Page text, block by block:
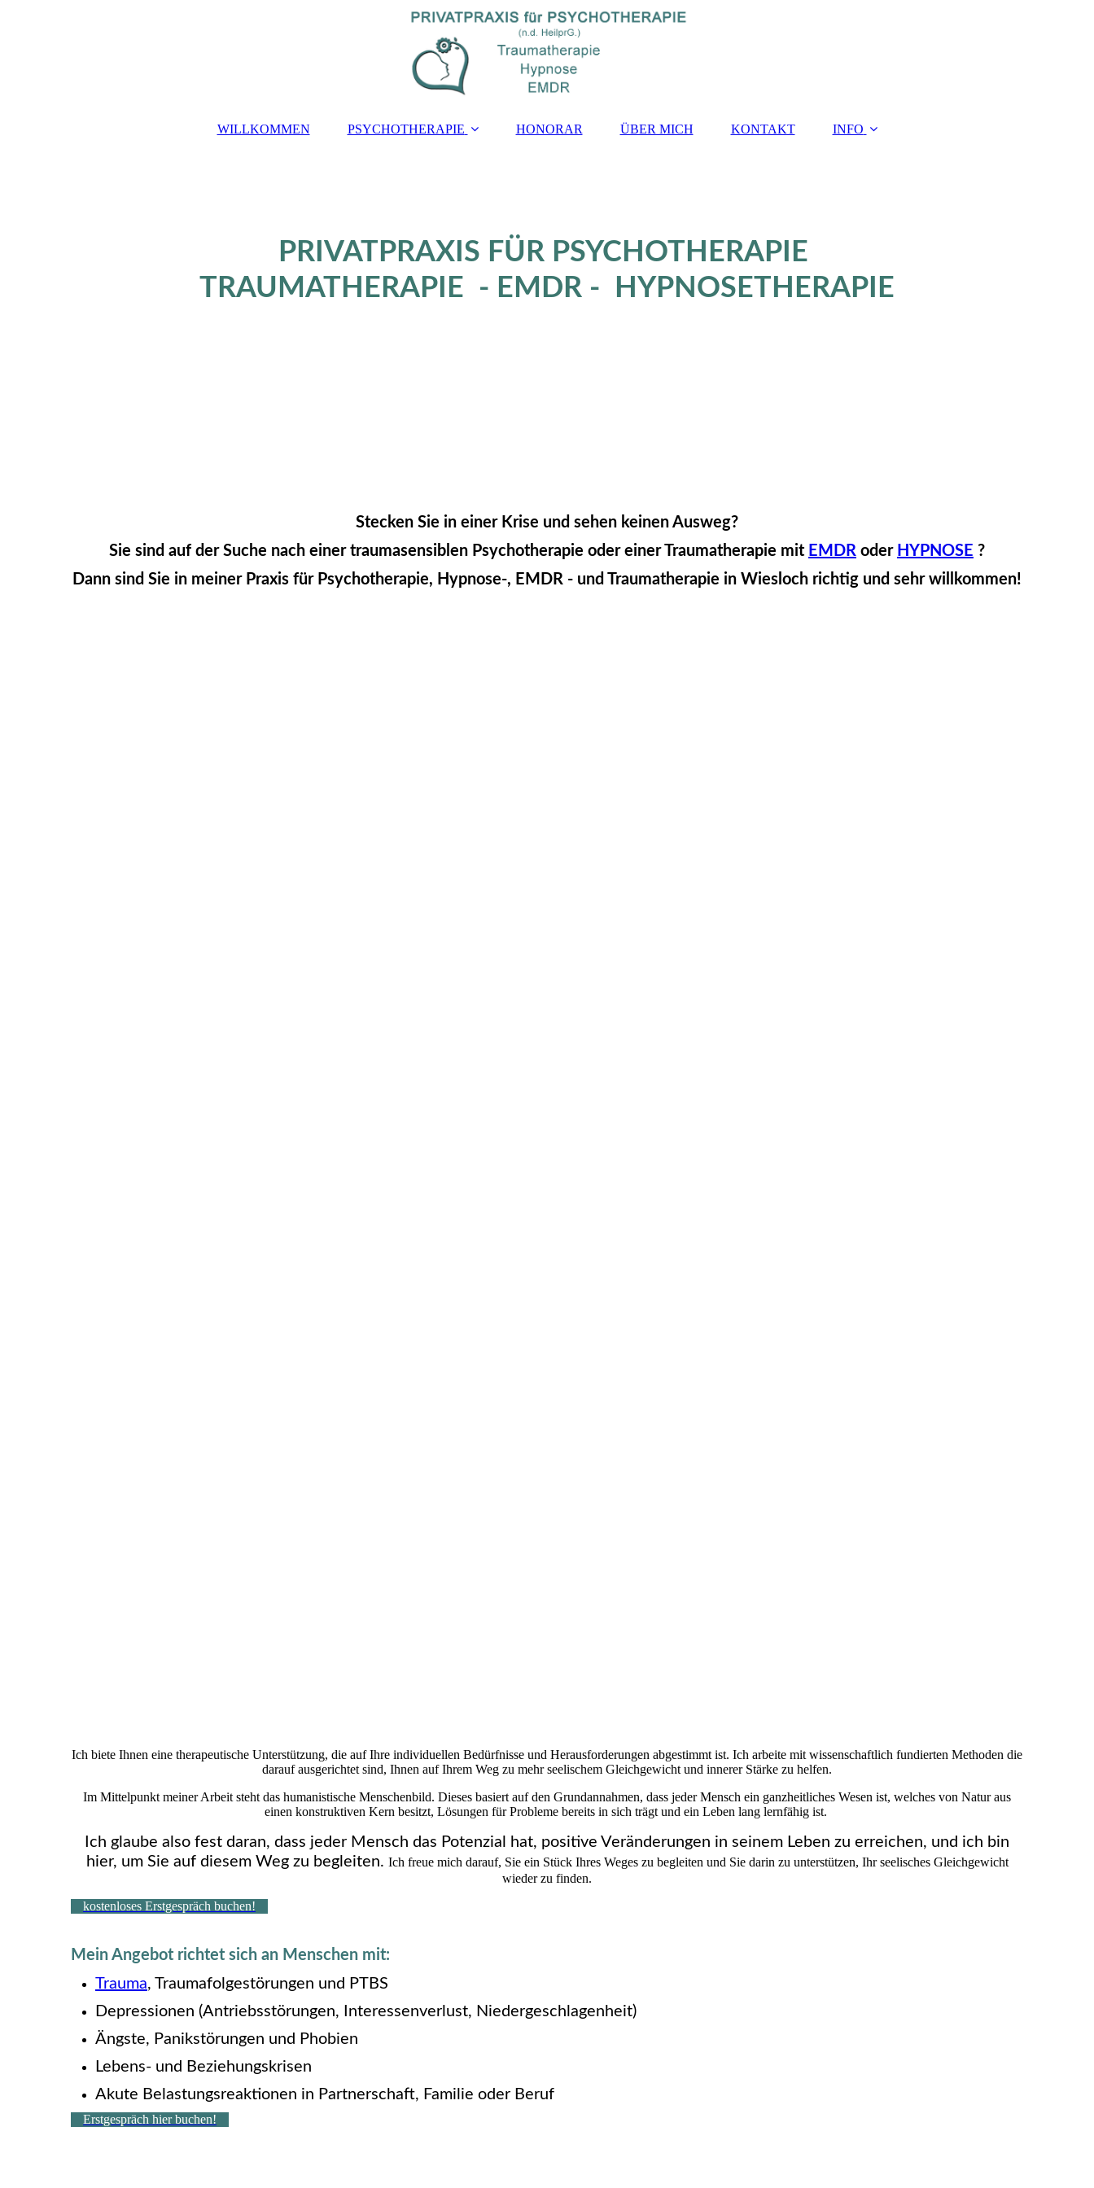
WILLKOMMEN PSYCHOTHERAPIE HONORAR ÜBER MICH KONTAKT INFO
PRIVATPRAXIS FÜR PSYCHOTHERAPIE
TRAUMATHERAPIE - EMDR - HYPNOSETHERAPIE
Stecken Sie in einer Krise und sehen keinen Ausweg?
Sie sind auf der Suche nach einer traumasensiblen Psychotherapie oder einer Traumatherapie mit EMDR oder HYPNOSE ?
Dann sind Sie in meiner Praxis für Psychotherapie, Hypnose-, EMDR - und Traumatherapie in Wiesloch richtig und sehr willkommen!
Ich biete Ihnen eine therapeutische Unterstützung, die auf Ihre individuellen Bedürfnisse und Herausforderungen abgestimmt ist. Ich arbeite mit wissenschaftlich fundierten Methoden die
darauf ausgerichtet sind, Ihnen auf Ihrem Weg zu mehr seelischem Gleichgewicht und innerer Stärke zu helfen.
Im Mittelpunkt meiner Arbeit steht das humanistische Menschenbild. Dieses basiert auf den Grundannahmen, dass jeder Mensch ein ganzheitliches Wesen ist, welches von Natur aus
einen konstruktiven Kern besitzt, Lösungen für Probleme bereits in sich trägt und ein Leben lang lernfähig ist.
Ich glaube also fest daran, dass jeder Mensch das Potenzial hat, positive Veränderungen in seinem Leben zu erreichen, und ich bin
hier, um Sie auf diesem Weg zu begleiten. Ich freue mich darauf, Sie ein Stück Ihres Weges zu begleiten und Sie darin zu unterstützen, Ihr seelisches Gleichgewicht
wieder zu finden.
kostenloses Erstgespräch buchen!
Mein Angebot richtet sich an Menschen mit:
Trauma, Traumafolgestörungen und PTBS
Depressionen (Antriebsstörungen, Interessenverlust, Niedergeschlagenheit)
Ängste, Panikstörungen und Phobien
Lebens- und Beziehungskrisen
Akute Belastungsreaktionen in Partnerschaft, Familie oder Beruf
Erstgespräch hier buchen!